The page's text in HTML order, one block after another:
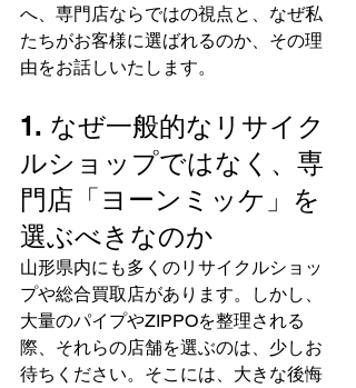
へ、専門店ならではの視点と、なぜ私
たちがお客様に選ばれるのか、その理
由をお話しいたします。
1. なぜ一般的なリサイク
ルショップではなく、専
門店「ヨーンミッケ」を
選ぶべきなのか
山形県内にも多くのリサイクルショッ
プや総合買取店があります。しかし、
大量のパイプやZIPPOを整理される
際、それらの店舗を選ぶのは、少しお
待ちください。そこには、大きな後悔